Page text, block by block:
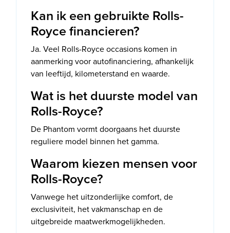
Kan ik een gebruikte Rolls-
Royce financieren?
Ja. Veel Rolls-Royce occasions komen in
aanmerking voor autofinanciering, afhankelijk
van leeftijd, kilometerstand en waarde.
Wat is het duurste model van
Rolls-Royce?
De Phantom vormt doorgaans het duurste
reguliere model binnen het gamma.
Waarom kiezen mensen voor
Rolls-Royce?
Vanwege het uitzonderlijke comfort, de
exclusiviteit, het vakmanschap en de
uitgebreide maatwerkmogelijkheden.